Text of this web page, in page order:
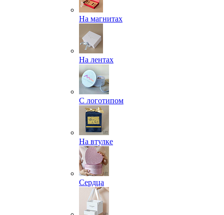
На магнитах
На лентах
С логотипом
На втулке
Сердца